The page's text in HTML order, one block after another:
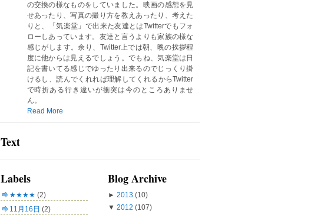
の交換の様なものをしていました。映画の感想を見
せあったり、写真の撮り方を教えあったり、考えた
りと、「気楽堂」で出来た友達とはTwitterでもフォ
ローしあっています。友達と言うよりも家族の様な
感じがします。余り、Twitter上では朝、晩の挨拶程
度に他からは見えるでしょう。でもね、気楽堂は日
記を書いてる感じでゆったり出来るのでじっくり掛
けるし、読んでくれれば理解してくれるからTwitter
で時折ある行き違いが衝突は今のところありませ
ん。
Read More
Text
Labels
★★★★ (2)
11月16日 (2)
Blog Archive
► 2013 (10)
▼ 2012 (107)